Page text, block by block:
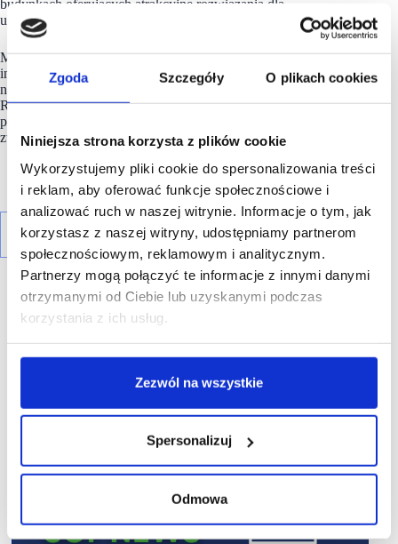
Zgoda Szczegóły O plikach cookies
Niniejsza strona korzysta z plików cookie
Wykorzystujemy pliki cookie do spersonalizowania treści
i reklam, aby oferować funkcje społecznościowe i
analizować ruch w naszej witrynie. Informacje o tym, jak
korzystasz z naszej witryny, udostępniamy partnerom
społecznościowym, reklamowym i analitycznym.
Partnerzy mogą połączyć te informacje z innymi danymi
otrzymanymi od Ciebie lub uzyskanymi podczas
korzystania z ich usług.
Zezwól na wszystkie
Spersonalizuj
Odmowa
budynkach oferujących atrakcyjne rozwiązania dla
użytkowników.
Model inwestycyjny Mitiska REIM zakłada współpracę
inwestycyjną z doświadczonymi partnerami lokalnymi
na poszczególnych rynkach geograficznych. Podejście Mitiska
REIM polega na tworzeniu wartości dodanej poprzez realizację
projektów deweloperskich i przejęć oferujących możliwości
zwiększenia wartości, i aktywnego zarządzania aktywami.
R E K L A M A